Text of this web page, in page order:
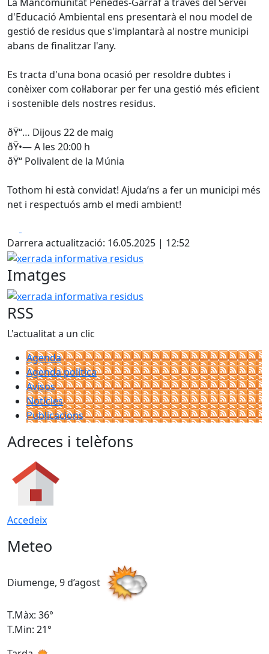
d'Educació Ambiental ens presentarà el nou model de
gestió de residus que s'implantarà al nostre municipi
abans de finalitzar l'any.
Es tracta d'una bona ocasió per resoldre dubtes i
conèixer com col·laborar per fer una gestió més eficient
i sostenible dels nostres residus.
ðŸ“… Dijous 22 de maig
ðŸ•— A les 20:00 h
ðŸ“ Polivalent de la Múnia
Tothom hi està convidat! Ajuda’ns a fer un municipi més
net i respectuós amb el medi ambient!
Darrera actualització: 16.05.2025 | 12:52
xerrada informativa residus
Imatges
xerrada informativa residus
RSS
L'actualitat a un clic
Agenda
Agenda política
Avisos
Notícies
Publicacions
Adreces i telèfons
Accedeix
Meteo
Diumenge, 9 d’agost
T.Màx: 36°
T.Min: 21°